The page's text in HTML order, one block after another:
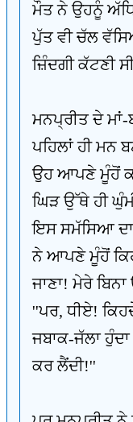
ਮੌਤ ਨੇ ਉਹਨੂੰ
ਪੁੱਤ ਵੀ ਚੱਲ
ਜ਼ਿੰਦਗੀ ਕੱਟਣੀ
ਮਨਪ੍ਰੀਤ ਦੇ ਮਾਂ-
ਪਹਿਲਾਂ ਹੀ ਮਨ
ਉਹ ਆਪਣੇ ਮੂੰਹੋਂ
ਘਿੜ ਉੱਥੇ ਹੀ
ਇਸ ਸਮੱਸਿਆ
ਨੇ ਆਪਣੇ ਮੂੰਹੋਂ
ਜਾਣਾ! ਮੇਰੇ
''ਪਰ, ਧੀਏ!
ਜਬਾਕ-ਜੱਲਾ
ਕਰ ਲੈਂਦੀ!''